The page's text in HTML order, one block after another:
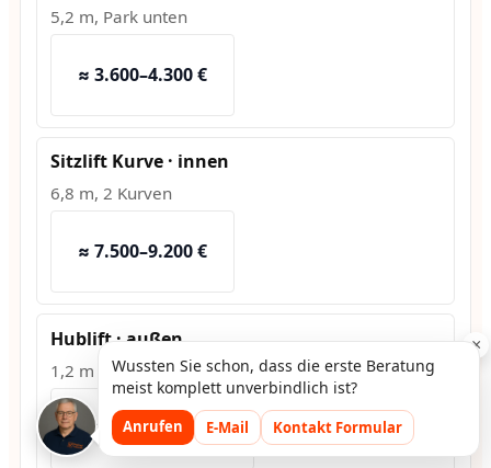
5,2 m, Park unten
≈ 3.600–4.300 €
Sitzlift Kurve · innen
6,8 m, 2 Kurven
≈ 7.500–9.200 €
Hublift · außen
1,2 m Hub, Fundament
≈ 10.800–13.500 €
×
Wussten Sie schon, dass die erste Beratung
meist komplett unverbindlich ist?
Anrufen E-Mail Kontakt Formular